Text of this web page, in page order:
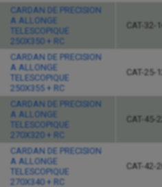
CARDAN DE PRECISION
A ALLONGE
TELESCOPIQUE
250X350 + RC
CAT-32-
CARDAN DE PRECISION
A ALLONGE
TELESCOPIQUE
250X355 + RC
CAT-25-
CARDAN DE PRECISION
A ALLONGE
TELESCOPIQUE
270X320 + RC
CAT-45-
CARDAN DE PRECISION
A ALLONGE
TELESCOPIQUE
270X340 + RC
CAT-42-